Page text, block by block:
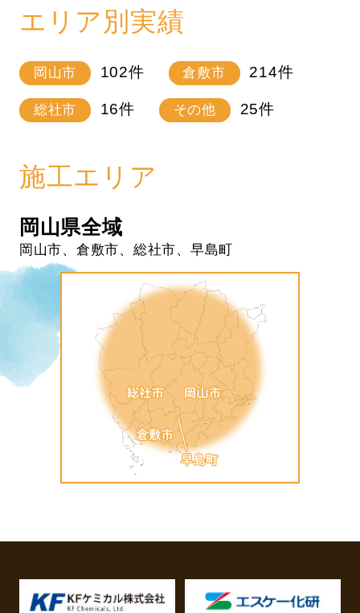
エリア別実績
岡山市 102件 倉敷市 214件
総社市 16件 その他 25件
施工エリア
岡山県全域
岡山市、倉敷市、総社市、早島町